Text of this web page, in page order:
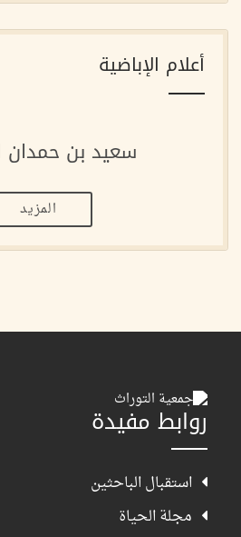
أعلام الإباضية
سعيد بن حمدان
المزيد
روابط مفيدة
استقبال الباحثين
مجلة الحياة